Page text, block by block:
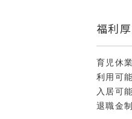
福利
育児休
利用可
入居可
退職金